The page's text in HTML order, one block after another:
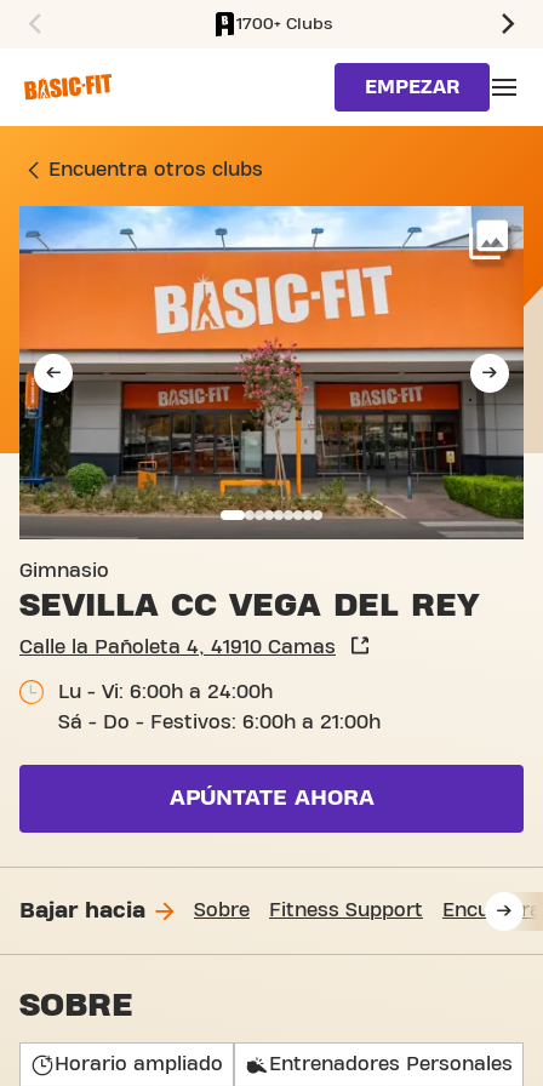
1700+ Clubs
EMPEZAR
GIMNASIO CALLE LA
Encuentra otros clubs
Gimnasio
SEVILLA CC VEGA DEL REY
Calle la Pañoleta 4, 41910 Camas
Lu - Vi: 6:00h a 24:00h
Sá - Do - Festivos: 6:00h a 21:00h
APÚNTATE AHORA
Bajar hacia Sobre Fitness Support
SOBRE
Horario ampliado Entrenadores Personales